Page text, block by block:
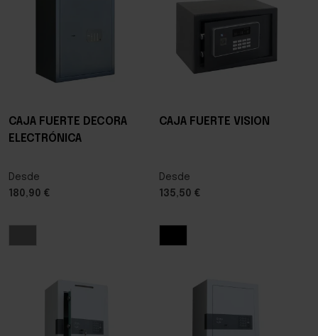
CAJA FUERTE DECORA
ELECTRÓNICA
Desde
180,90 €
CAJA FUERTE VISION
Desde
135,50 €